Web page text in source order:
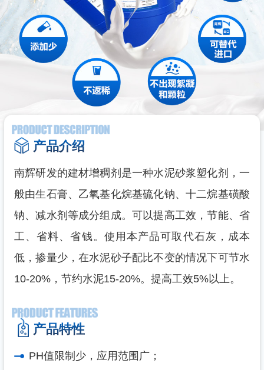
产品介绍
南辉研发的建材增稠剂是一种水泥砂浆塑化剂，一
般由生石膏、乙氧基化烷基硫化钠、十二烷基磺酸
钠、减水剂等成分组成。可以提高工效，节能、省
工、省料、省钱。使用本产品可取代石灰，成本
低，掺量少，在水泥砂子配比不变的情况下可节水
10-20%，节约水泥15-20%。提高工效5%以上。
产品特性
PH值限制少，应用范围广；